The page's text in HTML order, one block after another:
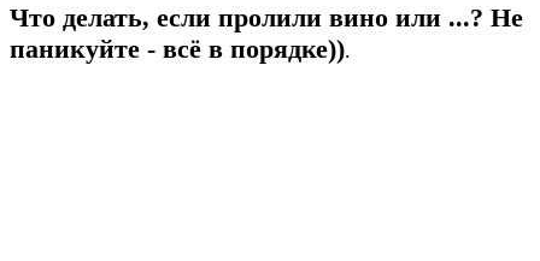
Что делать, если пролили вино или ...? Не
паникуйте - всё в порядке)).